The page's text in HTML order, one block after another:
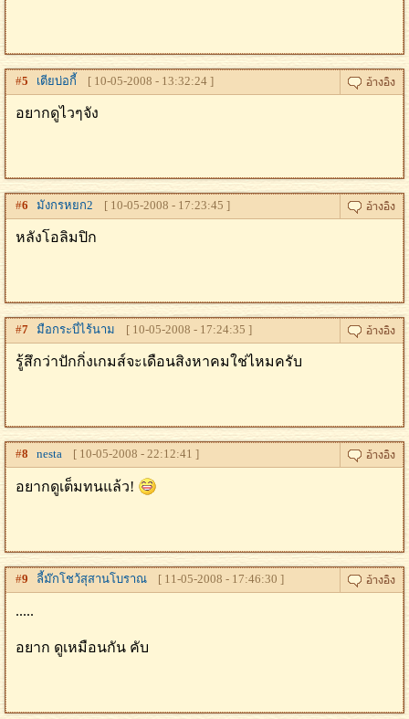
#5 เตียบ่อกี้ [ 10-05-2008 - 13:32:24 ]
อยากดูไวๆจัง
#6 มังกรหยก2 [ 10-05-2008 - 17:23:45 ]
หลังโอลิมปิก
#7 มือกระบี่ไร้นาม [ 10-05-2008 - 17:24:35 ]
รู้สึกว่าปักกิ่งเกมส์จะเดือนสิงหาคมใช่ไหมครับ
#8 nesta [ 10-05-2008 - 22:12:41 ]
อยากดูเต็มทนแล้ว!
#9 ลี้ม๊กโชว้สุสานโบราณ [ 11-05-2008 - 17:46:30 ]
.....
อยาก ดูเหมือนกัน คับ